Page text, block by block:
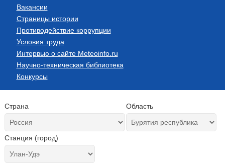
Вакансии
Страницы истории
Противодействие коррупции
Условия труда
Интервью о сайте Meteoinfo.ru
Научно-техническая библиотека
Конкурсы
Страна Область
Станция (город)